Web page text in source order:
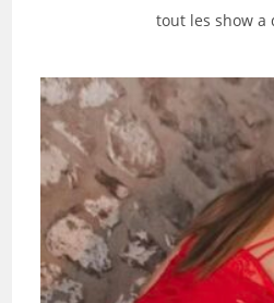
tout les show a